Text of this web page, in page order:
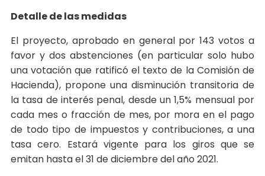
Detalle de las medidas
El proyecto, aprobado en general por 143 votos a
favor y dos abstenciones (en particular solo hubo
una votación que ratificó el texto de la Comisión de
Hacienda), propone una disminución transitoria de
la tasa de interés penal, desde un 1,5% mensual por
cada mes o fracción de mes, por mora en el pago
de todo tipo de impuestos y contribuciones, a una
tasa cero. Estará vigente para los giros que se
emitan hasta el 31 de diciembre del año 2021.